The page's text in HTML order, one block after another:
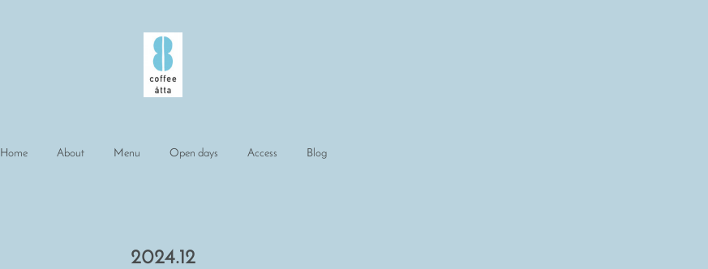
Home About Menu Open days Access Blog
2024.12